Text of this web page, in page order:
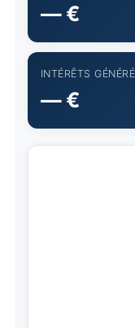
— €
INTÉRÊTS
— €